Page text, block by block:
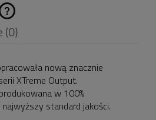
kosztów
(0)
nową znacznie
XTreme Output.
w 100%
standard jakości.